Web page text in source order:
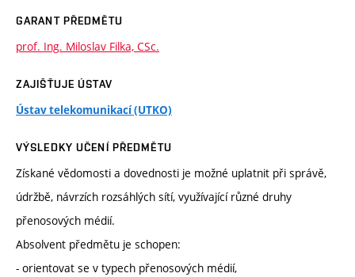
GARANT PŘEDMĚTU
prof. Ing. Miloslav Filka, CSc.
ZAJIŠŤUJE ÚSTAV
Ústav telekomunikací (UTKO)
VÝSLEDKY UČENÍ PŘEDMĚTU
Získané vědomosti a dovednosti je možné uplatnit při správě,
údržbě, návrzích rozsáhlých sítí, využívající různé druhy
přenosových médií.
Absolvent předmětu je schopen:
- orientovat se v typech přenosových médií,